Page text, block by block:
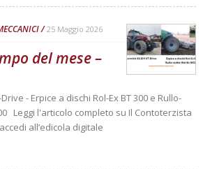
25 Maggio 2026
del mese –
- Erpice a dischi Rol-Ex BT 300 e Rullo-
Leggi l'articolo completo su Il Contoterzista
all’edicola digitale